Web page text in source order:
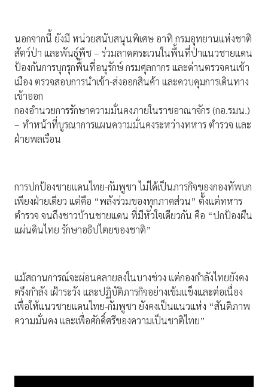
นอกจากนี้ ยังมี หน่วยสนับสนุนพิเศษ อาทิ กรมอุทยานแห่งชาติ
สัตว์ป่า และพันธุ์พืช – ร่วมลาดตระเวนในพื้นที่ป่าแนวชายแดน
ป้องกันการบุกรุกพื้นที่อนุรักษ์ กรมศุลกากร และด่านตรวจคนเข้า
เมือง ตรวจสอบการนำเข้า-ส่งออกสินค้า และควบคุมการเดินทาง
เข้าออก
กองอำนวยการรักษาความมั่นคงภายในราชอาณาจักร (กอ.รมน.)
– ทำหน้าที่บูรณาการแผนความมั่นคงระหว่างทหาร ตำรวจ และ
ฝ่ายพลเรือน
การปกป้องชายแดนไทย-กัมพูชา ไม่ได้เป็นภารกิจของกองทัพบก
เพียงฝ่ายเดียว แต่คือ “พลังร่วมของทุกภาคส่วน” ตั้งแต่ทหาร
ตำรวจ จนถึงชาวบ้านชายแดน ที่มีหัวใจเดียวกัน คือ “ปกป้องผืน
แผ่นดินไทย รักษาอธิปไตยของชาติ”
แม้สถานการณ์จะผ่อนคลายลงในบางช่วง แต่กองกำลังไทยยังคง
ตรึงกำลัง เฝ้าระวัง และปฏิบัติภารกิจอย่างเข้มแข็งและต่อเนื่อง
เพื่อให้แนวชายแดนไทย-กัมพูชา ยังคงเป็นแนวแห่ง “สันติภาพ
ความมั่นคง และเพื่อศักดิ์ศรีของความเป็นชาติไทย”